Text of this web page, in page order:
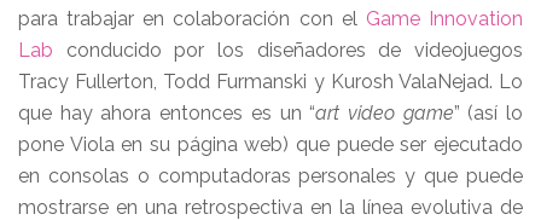
para trabajar en colaboración con el Game Innovation
Lab conducido por los diseñadores de videojuegos
Tracy Fullerton, Todd Furmanski y Kurosh ValaNejad. Lo
que hay ahora entonces es un “art video game” (así lo
pone Viola en su página web) que puede ser ejecutado
en consolas o computadoras personales y que puede
mostrarse en una retrospectiva en la línea evolutiva de